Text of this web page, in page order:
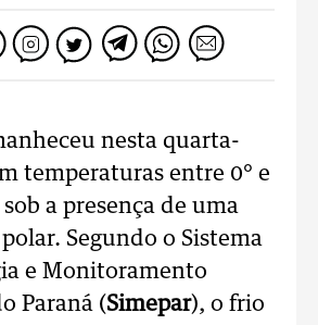
nesta quarta-
temperaturas entre 0° e
sob a presença de uma
Segundo o Sistema
e Monitoramento
Paraná (Simepar), o frio